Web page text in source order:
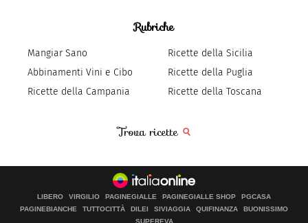
Rubriche
Mangiar Sano
Abbinamenti Vini e Cibo
Ricette della Campania
Ricette della Sicilia
Ricette della Puglia
Ricette della Toscana
Trova ricette
LIBERO VIRGILIO PAGINEGIALLE PAGINEGIALLE SHOP
PGCASA
PAGINEBIANCHE
TUTTOCITTÀ DILEI SIVIAGGIA QUIFINANZA
BUONISSIMO
SUPEREVA